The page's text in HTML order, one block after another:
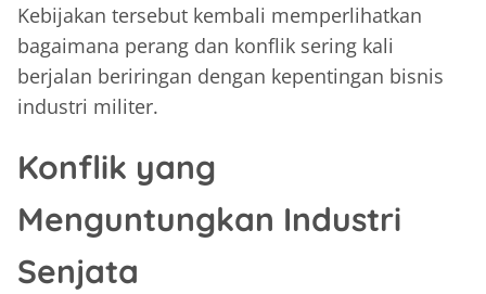
Kebijakan tersebut kembali memperlihatkan
bagaimana perang dan konflik sering kali
berjalan beriringan dengan kepentingan bisnis
industri militer.
Konflik yang
Menguntungkan Industri
Senjata